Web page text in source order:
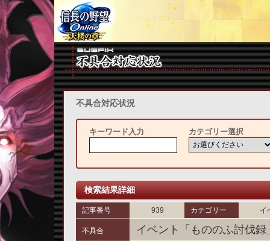
不具合対応状況
キーワード入力 カテゴリー選択
検索結果詳細
記事番号 939 カテゴリー イ
不具合 イベント「もののふ討伐